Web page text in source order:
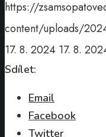
https://
content/uploads/
17. 8. 2024 17. 8.
Sdílet:
Email
Facebook
Twitter